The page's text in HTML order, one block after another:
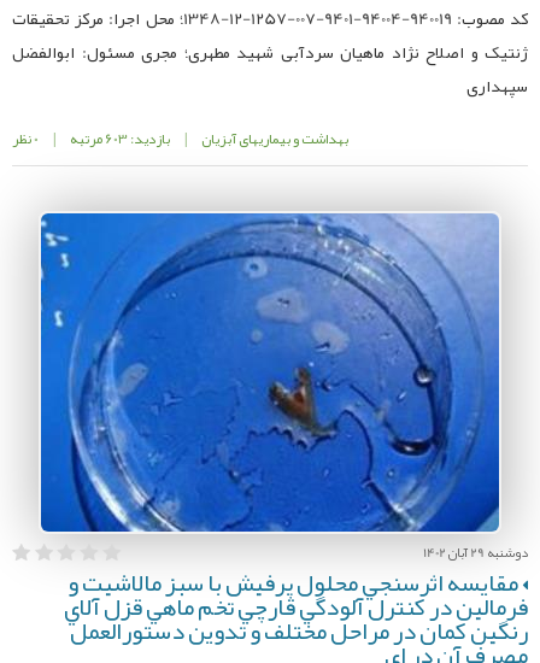
کد مصوب: 940019-94004-9401-007-1257-12-1348؛ محل اجرا: مرکز تحقیقات
ژنتیک و اصلاح نژاد ماهیان سردآبی شهید مطهری؛ مجری مسئول: ابوالفضل
سپهداری
بهداشت و بیماریهای آبزیان | بازدید: 603 مرتبه | 0 نظر
دوشنبه 29 آبان 1402
مقايسه اثرسنجي محلول پرفيش با سبز مالاشيت و
فرمالين در کنترل آلودگي قارچي تخم ماهي قزل آلاي
رنگين کمان در مراحل مختلف و تدوين دستورالعمل